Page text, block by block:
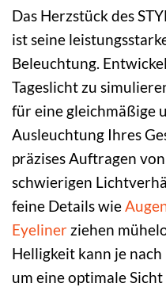
Das Herzstück des
ist seine
Beleuchtung.
Tageslicht zu
für eine gleichmäßige
Ausleuchtung Ihres
präzises Auftragen
schwierigen
feine Details wie
Eyeliner ziehen
Helligkeit kann je nach
um eine optimale